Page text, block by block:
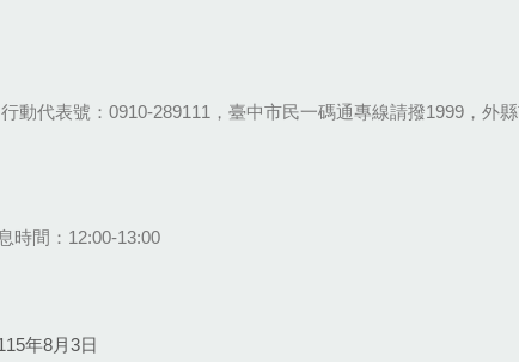
行動代表號：0910-289111，臺中市民一碼通專線請撥1999，外
時間：12:00-13:00
年8月3日